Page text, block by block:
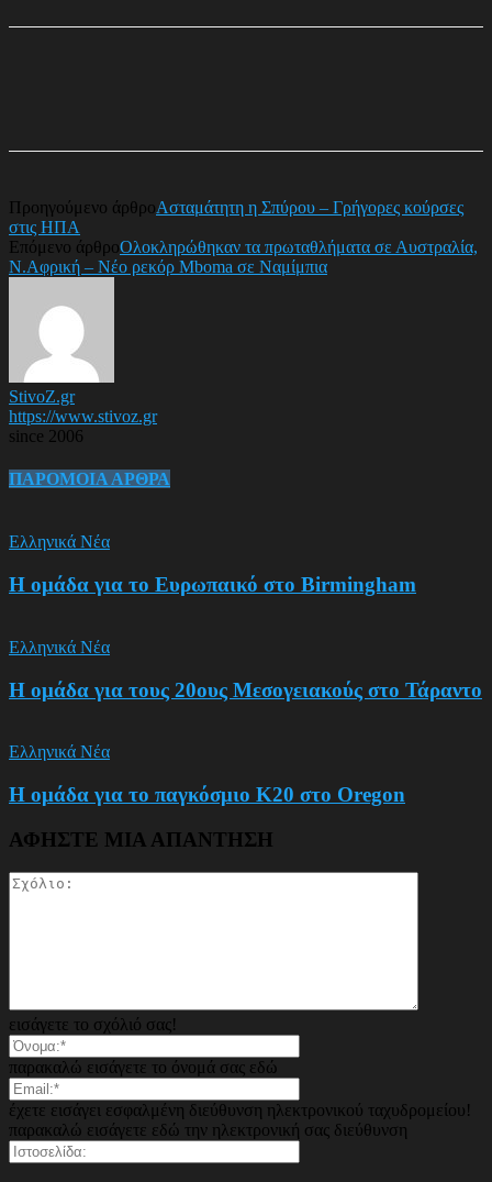
Προηγούμενο άρθροΑσταμάτητη η Σπύρου – Γρήγορες κούρσες
στις ΗΠΑ
Επόμενο άρθροΟλοκληρώθηκαν τα πρωταθλήματα σε Αυστραλία,
Ν.Αφρική – Νέο ρεκόρ Mboma σε Ναμίμπια
StivoZ.gr
https://www.stivoz.gr
since 2006
ΠΑΡΟΜΟΙΑ ΑΡΘΡΑ
Ελληνικά Νέα
Η ομάδα για το Ευρωπαικό στο Birmingham
Ελληνικά Νέα
Η ομάδα για τους 20ους Μεσογειακούς στο Τάραντο
Ελληνικά Νέα
Η ομάδα για το παγκόσμιο Κ20 στο Oregon
ΑΦΗΣΤΕ ΜΙΑ ΑΠΑΝΤΗΣΗ
εισάγετε το σχόλιό σας!
παρακαλώ εισάγετε το όνομά σας εδώ
έχετε εισάγει εσφαλμένη διεύθυνση ηλεκτρονικού ταχυδρομείου!
παρακαλώ εισάγετε εδώ την ηλεκτρονική σας διεύθυνση